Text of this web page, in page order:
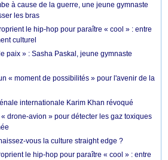
à cause de la guerre, une jeune gymnaste
les bras
le hip-hop pour paraître « cool » : entre
culturel
paix » : Sasha Paskal, jeune gymnaste
« moment de possibilités » pour l'avenir de la
internationale Karim Khan révoqué
drone-avion » pour détecter les gaz toxiques
vous la culture straight edge ?
le hip-hop pour paraître « cool » : entre